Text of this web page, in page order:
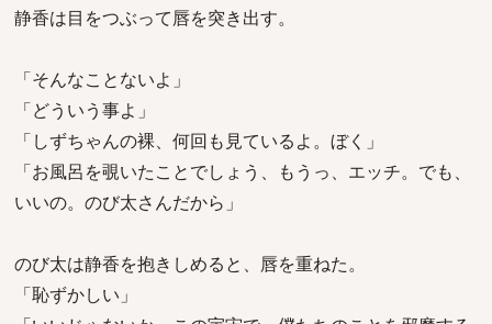
静香は目をつぶって唇を突き出す。
「そんなことないよ」
「どういう事よ」
「しずちゃんの裸、何回も見ているよ。ぼく」
「お風呂を覗いたことでしょう、もうっ、エッチ。でも、
いいの。のび太さんだから」
のび太は静香を抱きしめると、唇を重ねた。
「恥ずかしい」